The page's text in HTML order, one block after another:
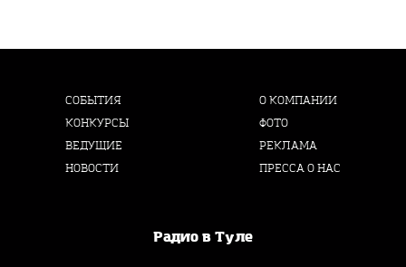
СОБЫТИЯ
КОНКУРСЫ
ВЕДУЩИЕ
НОВОСТИ
О КОМПАНИИ
ФОТО
РЕКЛАМА
ПРЕССА О НАС
Радио в Туле